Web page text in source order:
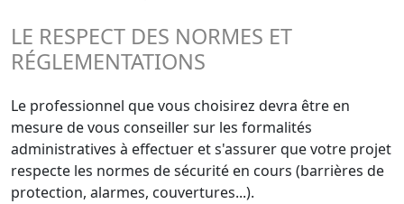
LE RESPECT DES NORMES ET
RÉGLEMENTATIONS
Le professionnel que vous choisirez devra être en
mesure de vous conseiller sur les formalités
administratives à effectuer et s'assurer que votre projet
respecte les normes de sécurité en cours (barrières de
protection, alarmes, couvertures...).